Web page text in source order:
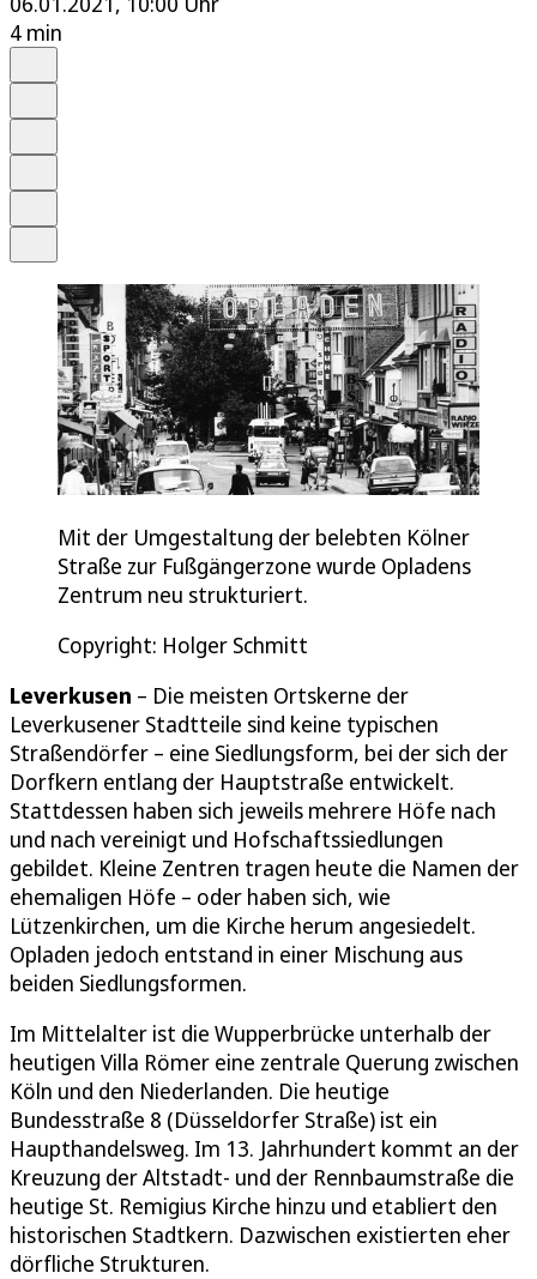
4 min
Mit der Umgestaltung der belebten Kölner
Straße zur Fußgängerzone wurde Opladens
Zentrum neu strukturiert.
Copyright: Holger Schmitt
Leverkusen – Die meisten Ortskerne der
Leverkusener Stadtteile sind keine typischen
Straßendörfer – eine Siedlungsform, bei der sich der
Dorfkern entlang der Hauptstraße entwickelt.
Stattdessen haben sich jeweils mehrere Höfe nach
und nach vereinigt und Hofschaftssiedlungen
gebildet. Kleine Zentren tragen heute die Namen der
ehemaligen Höfe – oder haben sich, wie
Lützenkirchen, um die Kirche herum angesiedelt.
Opladen jedoch entstand in einer Mischung aus
beiden Siedlungsformen.
Im Mittelalter ist die Wupperbrücke unterhalb der
heutigen Villa Römer eine zentrale Querung zwischen
Köln und den Niederlanden. Die heutige
Bundesstraße 8 (Düsseldorfer Straße) ist ein
Haupthandelsweg. Im 13. Jahrhundert kommt an der
Kreuzung der Altstadt- und der Rennbaumstraße die
heutige St. Remigius Kirche hinzu und etabliert den
historischen Stadtkern. Dazwischen existierten eher
dörfliche Strukturen.